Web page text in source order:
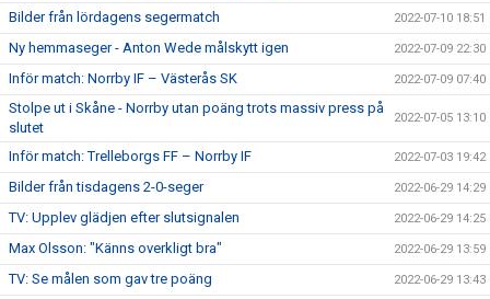
Bilder från lördagens segermatch 2022-07-10 18:51
Ny hemmaseger - Anton Wede målskytt igen 2022-07-09 22:30
Inför match: Norrby IF – Västerås SK 2022-07-09 07:40
Stolpe ut i Skåne - Norrby utan poäng trots massiv press på
slutet
2022-07-05 13:10
Inför match: Trelleborgs FF – Norrby IF 2022-07-03 19:42
Bilder från tisdagens 2-0-seger 2022-06-29 14:29
TV: Upplev glädjen efter slutsignalen 2022-06-29 14:25
Max Olsson: "Känns overkligt bra" 2022-06-29 13:59
TV: Se målen som gav tre poäng 2022-06-29 13:43